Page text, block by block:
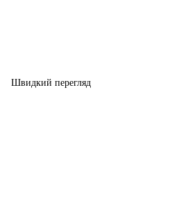
Швидкий перегляд